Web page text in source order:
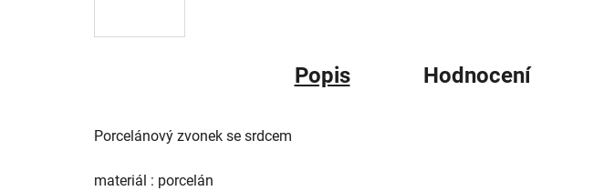
Popis Hodnocení
Porcelánový zvonek se srdcem
materiál : porcelán